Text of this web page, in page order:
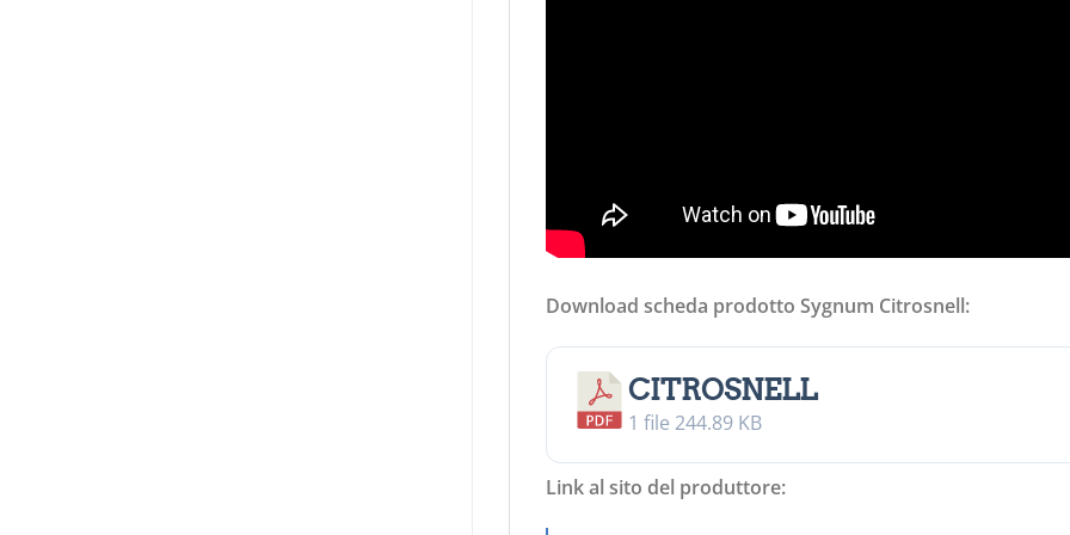
Download scheda prodotto Sygnum Citrosnell:
CITROSNELL
1 file 244.89 KB
Link al sito del produttore: